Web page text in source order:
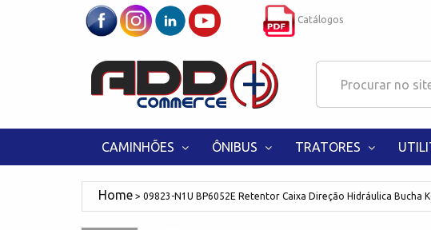
Catálogos
CAMINHÕES ÔNIBUS TRATORES
09823-N1U BP6052E Retentor Caixa Direção Hidráulica Bucha